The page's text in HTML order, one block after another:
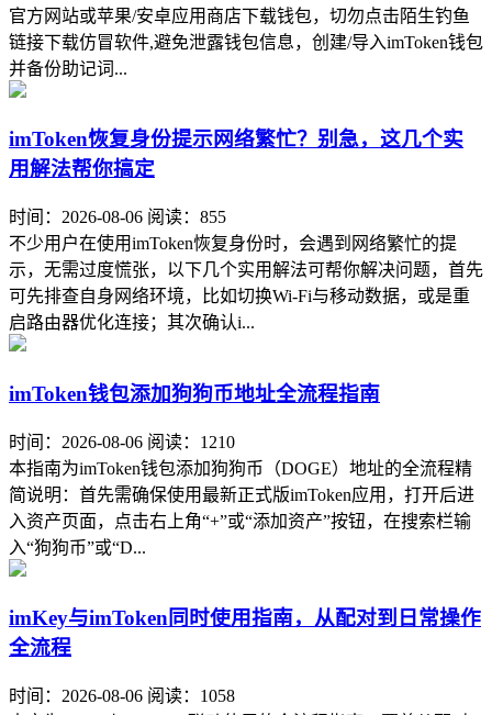
官方网站或苹果/安卓应用商店下载钱包，切勿点击陌生钓鱼
链接下载仿冒软件,避免泄露钱包信息，创建/导入imToken钱包
并备份助记词...
imToken恢复身份提示网络繁忙？别急，这几个实
用解法帮你搞定
时间：2026-08-06 阅读：855
不少用户在使用imToken恢复身份时，会遇到网络繁忙的提
示，无需过度慌张，以下几个实用解法可帮你解决问题，首先
可先排查自身网络环境，比如切换Wi-Fi与移动数据，或是重
启路由器优化连接；其次确认i...
imToken钱包添加狗狗币地址全流程指南
时间：2026-08-06 阅读：1210
本指南为imToken钱包添加狗狗币（DOGE）地址的全流程精
简说明：首先需确保使用最新正式版imToken应用，打开后进
入资产页面，点击右上角“+”或“添加资产”按钮，在搜索栏输
入“狗狗币”或“D...
imKey与imToken同时使用指南，从配对到日常操作
全流程
时间：2026-08-06 阅读：1058